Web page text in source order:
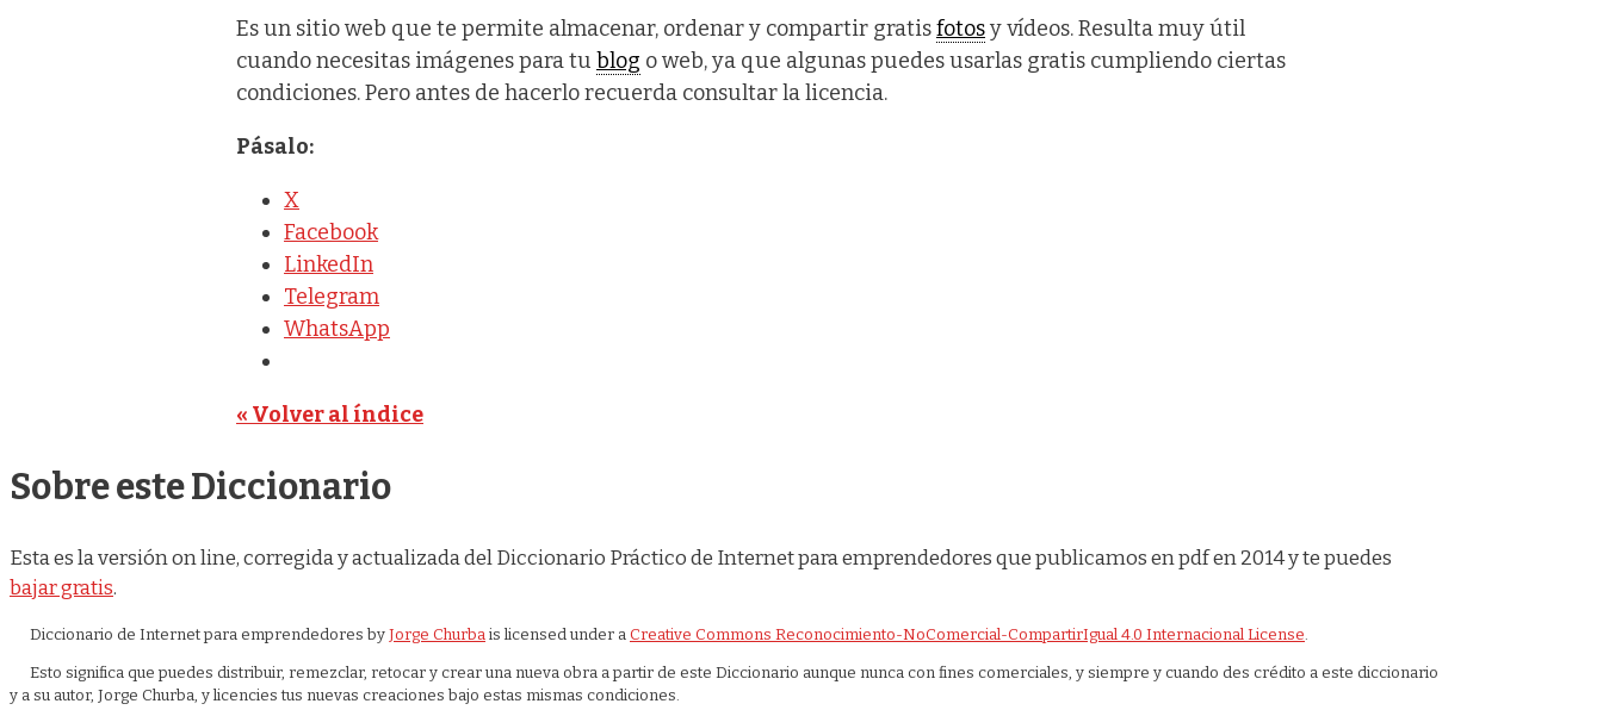
Es un sitio web que te permite almacenar, ordenar y compartir gratisfotosy vídeos. Resulta muy útil
cuando necesitas imágenes para tu blog o web, ya que algunas puedes usarlas gratis cumpliendo ciertas
condiciones. Pero antes de hacerlo recuerda consultar la licencia.
Pásalo:
X
Facebook
LinkedIn
Telegram
WhatsApp
« Volver al índice
Sobre este Diccionario
Esta es la versión on line, corregida y actualizada del Diccionario Práctico de Internet para emprendedores que publicamos en pdf en 2014 y te puedes
bajar gratis.
Diccionario de Internet para emprendedores by Jorge Churba is licensed under a Creative Commons Reconocimiento-NoComercial-CompartirIgual 4.0 Internacional License.
Esto significa que puedes distribuir, remezclar, retocar y crear una nueva obra a partir de este Diccionario aunque nunca con fines comerciales, y siempre y cuando des crédito a este diccionario
y a su autor, Jorge Churba, y licencies tus nuevas creaciones bajo estas mismas condiciones.